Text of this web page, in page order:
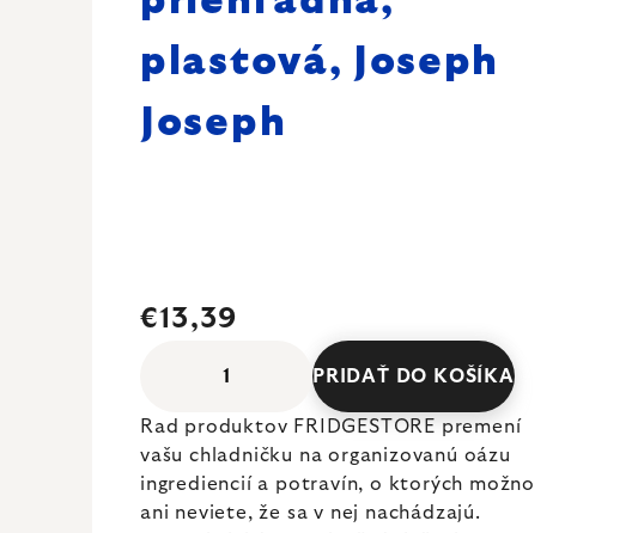
plastová, Joseph
Joseph
€13,39
PRIDAŤ DO KOŠÍKA
Rad produktov FRIDGESTORE premení
vašu chladničku na organizovanú oázu
ingrediencií a potravín, o ktorých možno
ani neviete, že sa v nej nachádzajú.